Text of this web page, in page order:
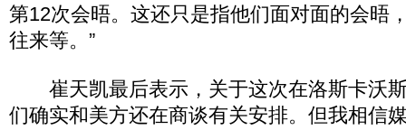
第12次会晤。这还只是指他们面对面的会晤
往来等。”
崔天凯最后表示，关于这次在洛斯卡沃
们确实和美方还在商谈有关安排。但我相信